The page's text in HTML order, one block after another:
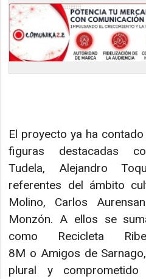
El proyecto ya ha
figuras destacadas
Tudela, Alejandro
referentes del ámbito
Molino, Carlos
Monzón. A ellos se
como Recicleta
8M o Amigos de
plural y